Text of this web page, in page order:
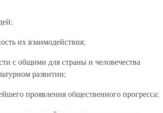
их взаимодействия;
с общими для страны и человечества
развитии;
проявления общественного прогресса;